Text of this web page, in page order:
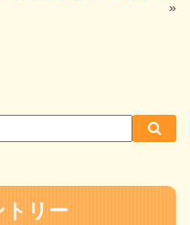
»
トリー